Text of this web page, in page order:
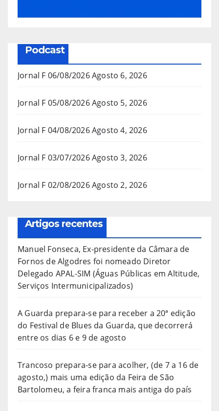
Podcast
Jornal F 06/08/2026Agosto 6, 2026
Jornal F 05/08/2026Agosto 5, 2026
Jornal F 04/08/2026Agosto 4, 2026
Jornal F 03/07/2026Agosto 3, 2026
Jornal F 02/08/2026Agosto 2, 2026
Artigos recentes
Manuel Fonseca, Ex-presidente da Câmara de
Fornos de Algodres foi nomeado Diretor
Delegado APAL-SIM (Águas Públicas em Altitude,
Serviços Intermunicipalizados)
A Guarda prepara-se para receber a 20ª edição
do Festival de Blues da Guarda, que decorrerá
entre os dias 6 e 9 de agosto
Trancoso prepara-se para acolher, (de 7 a 16 de
agosto,) mais uma edição da Feira de São
Bartolomeu, a feira franca mais antiga do país